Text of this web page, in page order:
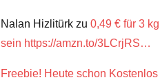
Nalan Hizlitürk zu 0,49 € für 3 kg
sein https://amzn.to/3LCrjRS…
Freebie! Heute schon Kostenlos